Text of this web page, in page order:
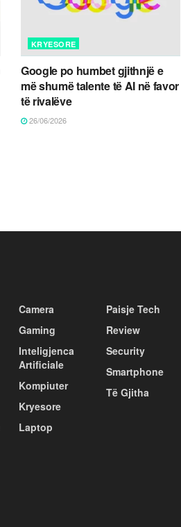
KRYESORE
Google po humbet gjithnjë e
më shumë talente të AI në favor
të rivalëve
26/06/2026
Camera
Gaming
Inteligjenca
Artificiale
Kompiuter
Kryesore
Laptop
Paisje Tech
Review
Security
Smartphone
Të Gjitha